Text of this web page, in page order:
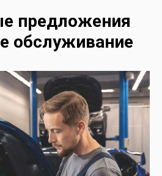
предложения
обслуживание